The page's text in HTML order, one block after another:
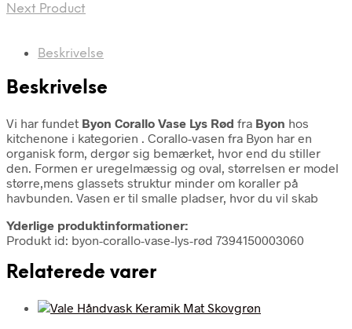
Next Product
Beskrivelse
Beskrivelse
Vi har fundet Byon Corallo Vase Lys Rød fra Byon hos
kitchenone i kategorien . Corallo-vasen fra Byon har en
organisk form, dergør sig bemærket, hvor end du stiller
den. Formen er uregelmæssig og oval, størrelsen er model
større,mens glassets struktur minder om koraller på
havbunden. Vasen er til smalle pladser, hvor du vil skab
Yderlige produktinformationer:
Produkt id: byon-corallo-vase-lys-rød 7394150003060
Relaterede varer